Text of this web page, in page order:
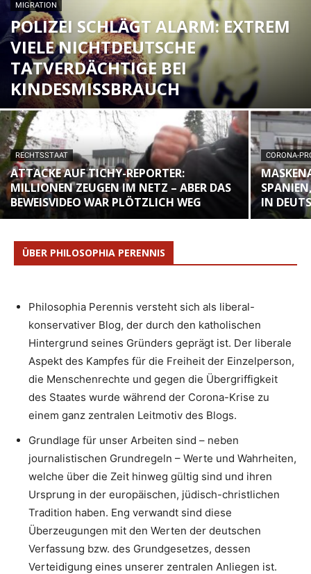
MIGRATION
POLIZEI SCHLÄGT ALARM: EXTREM
VIELE NICHTDEUTSCHE
TATVERDÄCHTIGE BEI
KINDESMISSBRAUCH
RECHTSSTAAT
ATTACKE AUF TICHY-REPORTER:
MILLIONEN ZEUGEN IM NETZ – ABER DAS
BEWEISVIDEO WAR PLÖTZLICH WEG
CORONA-
IN
ÜBER PHILOSOPHIA PERENNIS
Philosophia Perennis versteht sich als liberal-
konservativer Blog, der durch den katholischen
Hintergrund seines Gründers geprägt ist. Der liberale
Aspekt des Kampfes für die Freiheit der Einzelperson,
die Menschenrechte und gegen die Übergriffigkeit
des Staates wurde während der Corona-Krise zu
einem ganz zentralen Leitmotiv des Blogs.
Grundlage für unser Arbeiten sind – neben
journalistischen Grundregeln – Werte und Wahrheiten,
welche über die Zeit hinweg gültig sind und ihren
Ursprung in der europäischen, jüdisch-christlichen
Tradition haben. Eng verwandt sind diese
Überzeugungen mit den Werten der deutschen
Verfassung bzw. des Grundgesetzes, dessen
Verteidigung eines unserer zentralen Anliegen ist.